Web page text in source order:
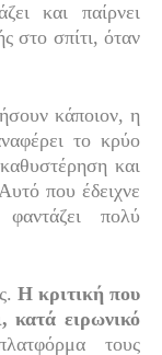
και παίρνει
στο σπίτι, όταν
κάποιον, η
το κρύο
και
που έδειχνε
πολύ
Η κριτική που
κατά ειρωνικό
τους